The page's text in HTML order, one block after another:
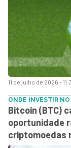
11 de julho de 2026 -
ONDE INVESTIR NO
Bitcoin (BTC)
oportunidade
criptomoedas